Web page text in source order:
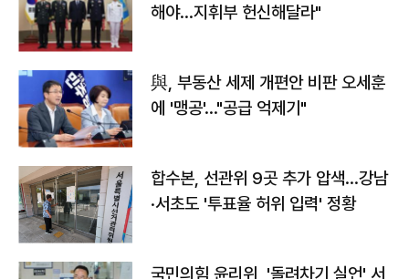
해야…지휘부 헌신해달라"
與, 부동산 세제 개편안 비판 오세훈
에 '맹공'…"공급 억제기"
합수본, 선관위 9곳 추가 압색…강남
·서초도 '투표율 허위 입력' 정황
국민의힘 윤리위, '돌려차기 실언' 서